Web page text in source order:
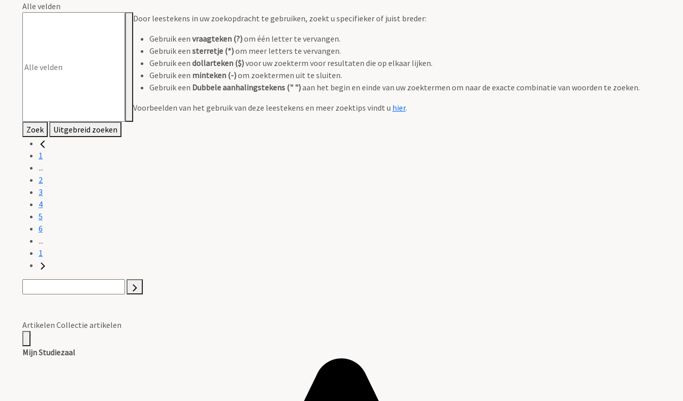
Alle velden
Door leestekens in uw zoekopdracht te gebruiken, zoekt u specifieker of juist breder:
Gebruik een vraagteken (?)om één letter te vervangen.
Gebruik een sterretje (*)om meer letters te vervangen.
Gebruik een dollarteken ($)voor uw zoekterm voor resultaten die op elkaar lijken.
Gebruik een minteken (-)om zoektermen uit te sluiten.
Gebruik een Dubbele aanhalingstekens (" ")aan het begin en einde van uw zoektermen om naar de exacte combinatie van woorden te zoeken.
Voorbeelden van het gebruik van deze leestekens en meer zoektips vindt u hier.
Zoek Uitgebreid zoeken
1
...
2
3
4
5
6
...
1
Artikelen Collectie artikelen
Mijn Studiezaal